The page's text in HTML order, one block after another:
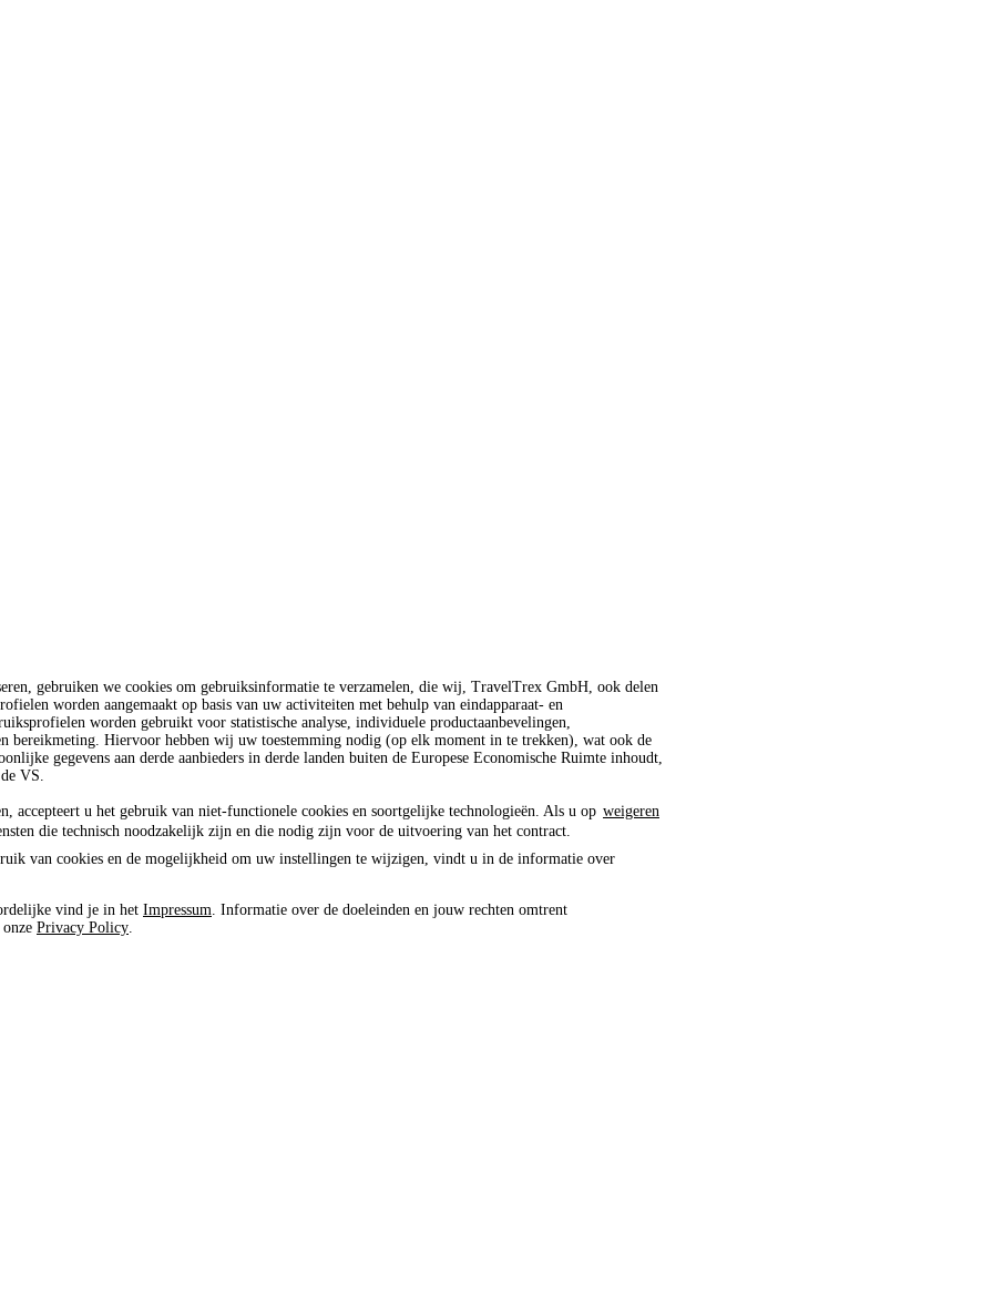
gebruiken we cookies om gebruiksinformatie te verzamelen, die wij, TravelTrex GmbH, ook delen
worden aangemaakt op basis van uw activiteiten met behulp van eindapparaat- en
worden gebruikt voor statistische analyse, individuele productaanbevelingen,
bereikmeting. Hiervoor hebben wij uw toestemming nodig (op elk moment in te trekken), wat ook de
gegevens aan derde aanbieders in derde landen buiten de Europese Economische Ruimte inhoudt,
VS.
accepteert u het gebruik van niet-functionele cookies en soortgelijke technologieën. Als u op weigeren
die technisch noodzakelijk zijn en die nodig zijn voor de uitvoering van het contract.
van cookies en de mogelijkheid om uw instellingen te wijzigen, vindt u in de informatie over
vind je in het Impressum . Informatie over de doeleinden en jouw rechten omtrent
Privacy Policy